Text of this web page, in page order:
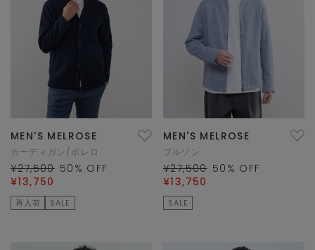
MEN'S MELROSE
カーディガン/ボレロ
¥27,500 50 % OFF
¥13,750
再入荷 SALE
MEN'S MELROSE
ブルゾン
¥27,500 50 % OFF
¥13,750
SALE